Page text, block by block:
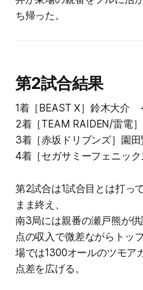
ち帰った。
第2試合結果
1着［BEAST Ⅹ］鈴木大介
2着［TEAM RAIDEN/雷電
3着［赤坂ドリブンズ］園
4着［セガサミーフェニッ
第2試合は1試合目とは打っ
まま終え、
南3局には親番の瀬戸熊が
点の収入で微差ながらトッ
場では1300オールのツモア
点差を広げる。